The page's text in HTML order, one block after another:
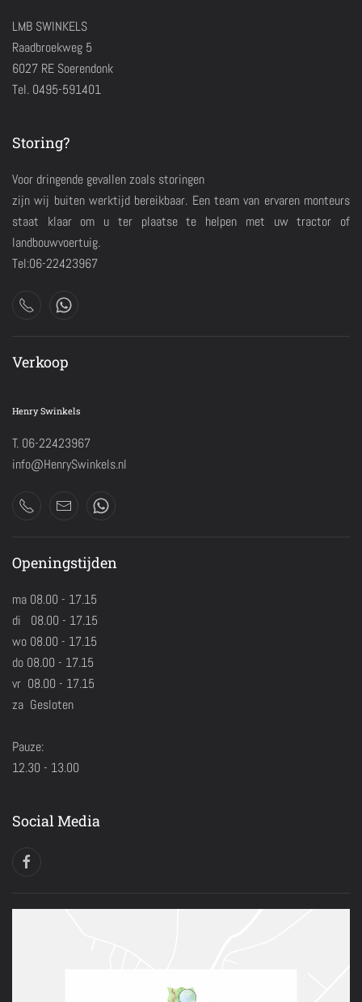
LMB SWINKELS
Raadbroekweg 5
6027 RE Soerendonk
Tel. 0495-591401
Storing?
Voor dringende gevallen zoals storingen
zijn wij buiten werktijd bereikbaar. Een team van ervaren monteurs
staat klaar om u ter plaatse te helpen met uw tractor of
landbouwvoertuig.
Tel:06-22423967
Verkoop
Henry Swinkels
T. 06-22423967
info@HenrySwinkels.nl
Openingstijden
ma 08.00 - 17.15
di 08.00 - 17.15
wo 08.00 - 17.15
do 08.00 - 17.15
vr 08.00 - 17.15
za Gesloten
Pauze:
12.30 - 13.00
Social Media